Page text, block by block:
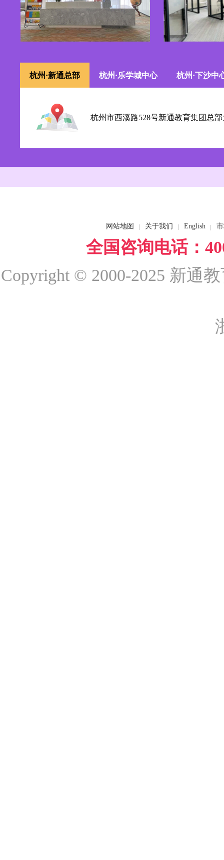
杭州·新通总部 杭州·乐学城中心 杭州·下沙中
杭州市西溪路528号新通教育集团总
网站地图 关于我们 English
全国咨询电话：
Copyright © 2000-2025 新通